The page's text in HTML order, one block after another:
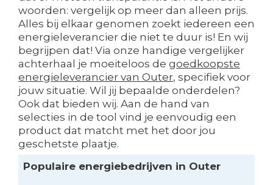
woorden: vergelijk op meer dan alleen prijs.
Alles bij elkaar genomen zoekt iedereen een
energieleverancier die niet te duur is! En wij
begrijpen dat! Via onze handige vergelijker
achterhaal je moeiteloos de goedkoopste
energieleverancier van Outer, specifiek voor
jouw situatie. Wil jij bepaalde onderdelen?
Ook dat bieden wij. Aan de hand van
selecties in de tool vind je eenvoudig een
product dat matcht met het door jou
geschetste plaatje.
Populaire energiebedrijven in Outer